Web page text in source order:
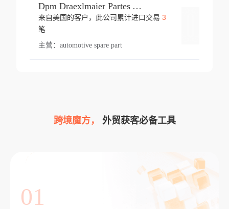
Dpm Draexlmaier Partes Automotrices Corr Ind Huejotzingo
来自美国的客户，此公司累计进口交易 3
笔
主营： automotive spare part
跨境魔方， 外贸获客必备工具
01